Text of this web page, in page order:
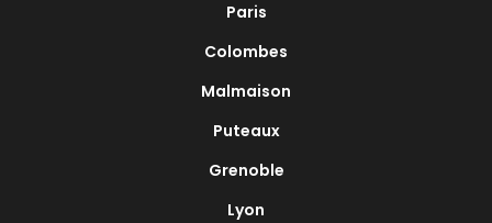
Paris
Colombes
Malmaison
Puteaux
Grenoble
Lyon